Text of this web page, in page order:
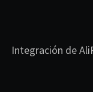
Integración de